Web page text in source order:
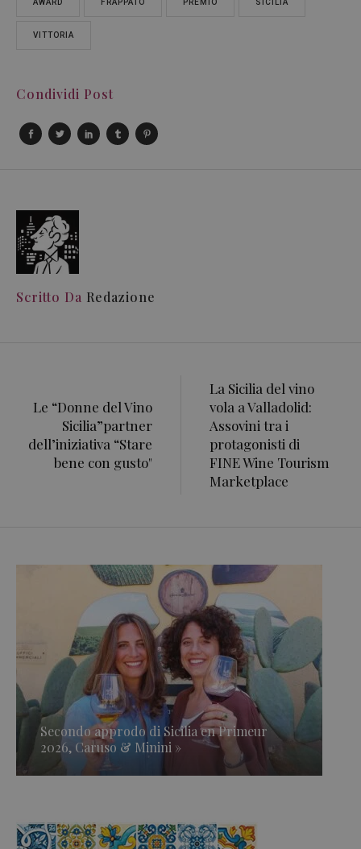
AWARD FRAPPATO PREMIO SICILIA
VITTORIA
Condividi Post
Scritto Da Redazione
Le “Donne del Vino
Sicilia”partner
dell’iniziativa “Stare
bene con gusto"
La Sicilia del vino
vola a Valladolid:
Assovini tra i
protagonisti di
FINE Wine Tourism
Marketplace
Secondo approdo di Sicilia en Primeur
2026, Caruso & Minini »